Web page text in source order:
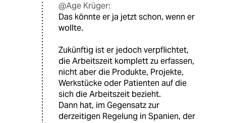
@Age Krüger:
Das könnte er ja jetzt schon, wenn er
wollte.
Zukünftig ist er jedoch verpflichtet,
die Arbeitszeit komplett zu erfassen,
nicht aber die Produkte, Projekte,
Werkstücke oder Patienten auf die
sich die Arbeitszeit bezieht.
Dann hat, im Gegensatz zur
derzeitigen Regelung in Spanien, der